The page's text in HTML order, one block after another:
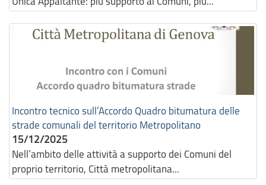
Incontro tecnico sull’Accordo Quadro bitumatura delle
strade comunali del territorio Metropolitano
15/12/2025
Nell’ambito delle attività a supporto dei Comuni del
proprio territorio, Città metropolitana...